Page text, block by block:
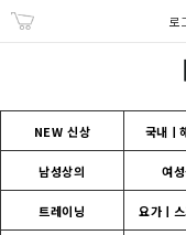
로
NEW 신상 국내ㅣ
남성상의 여
트레이닝 요가ㅣ